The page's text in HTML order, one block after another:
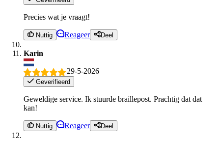
Precies wat je vraagt!
Nuttig Reageer Deel
Karin
29-5-2026
Geverifieerd
Geweldige service. Ik stuurde braillepost. Prachtig dat dat
kan!
Nuttig Reageer Deel